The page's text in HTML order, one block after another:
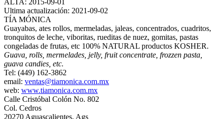
Ultima actualización: 2021-09-02
TÍA MÓNICA
Guayabas, ates rollos, mermeladas, jaleas, concentrados, cuadritos,
tronquitos de leche, viboritas, rueditas de nuez, gomitas, pastas
congeladas de frutas, etc 100% NATURAL productos KOSHER.
Guava, rolls, mermelades, jelly, fruit concentrate, frozzen pasta,
guava candies, etc.
Tel: (449) 162-3862
email: ventas@tiamonica.com.mx
web: www.tiamonica.com.mx
Calle Cristóbal Colón No. 802
Col. Cedros
20270 Aguascalientes, Ags